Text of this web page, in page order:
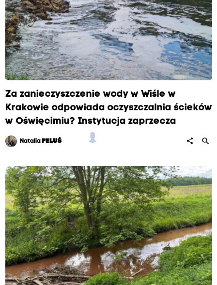
Za zanieczyszczenie wody w Wiśle w
Krakowie odpowiada oczyszczalnia ścieków
w Oświęcimiu? Instytucja zaprzecza
Natalia FELUŚ share search